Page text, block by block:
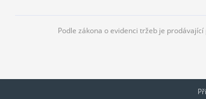
Podle zákona o evidenci tržeb je